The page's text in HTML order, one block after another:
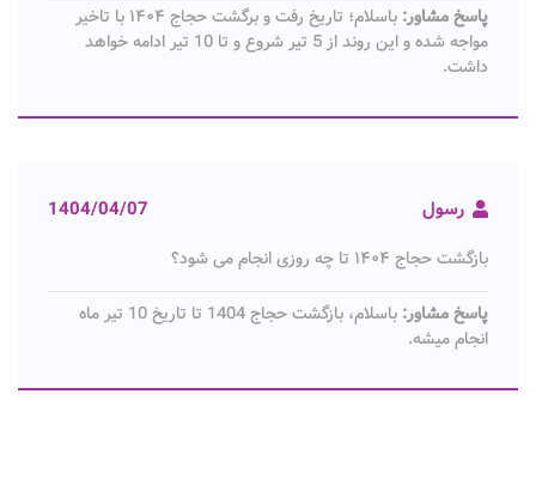
پاسخ مشاور:
باسلام؛ تاریخ رفت و برگشت حجاج ۱۴۰۴ با تاخیر
مواجه شده و این روند از 5 تیر شروع و تا 10 تیر ادامه خواهد
داشت.
رسول 1404/04/07
بازگشت حجاج ۱۴۰۴ تا چه روزی انجام می شود؟
پاسخ مشاور:
باسلام، بازگشت حجاج 1404 تا تاریخ 10 تیر ماه
انجام میشه.